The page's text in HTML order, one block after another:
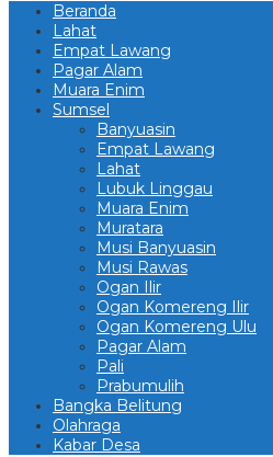
Beranda
Lahat
Empat Lawang
Pagar Alam
Muara Enim
Sumsel
Banyuasin
Empat Lawang
Lahat
Lubuk Linggau
Muara Enim
Muratara
Musi Banyuasin
Musi Rawas
Ogan Ilir
Ogan Komereng Ilir
Ogan Komereng Ulu
Pagar Alam
Pali
Prabumulih
Bangka Belitung
Olahraga
Kabar Desa